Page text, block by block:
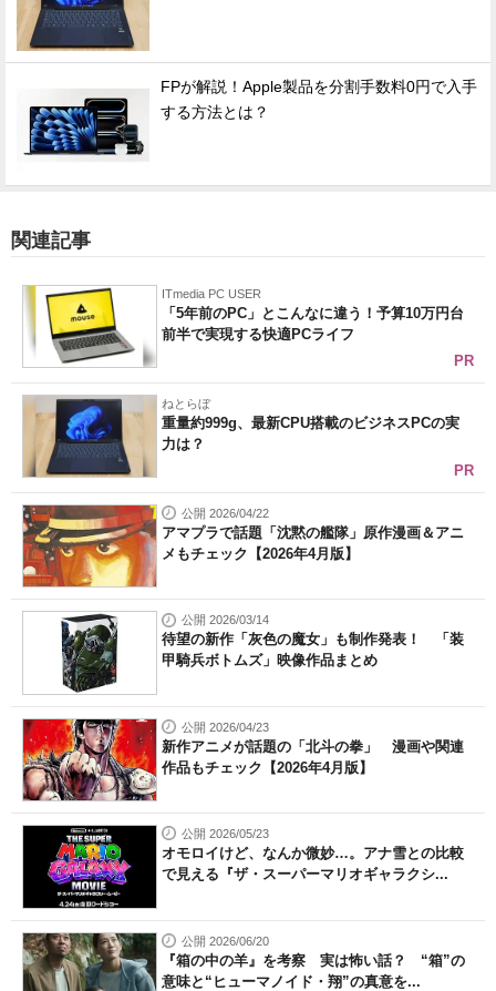
FPが解説！Apple製品を分割手数料0円で入手
する方法とは？
関連記事
ITmedia PC USER
「5年前のPC」とこんなに違う！予算10万円台
前半で実現する快適PCライフ
PR
ねとらぼ
重量約999g、最新CPU搭載のビジネスPCの実
力は？
PR
公開 2026/04/22
アマプラで話題「沈黙の艦隊」原作漫画＆アニ
メもチェック【2026年4月版】
公開 2026/03/14
待望の新作「灰色の魔女」も制作発表！ 「装
甲騎兵ボトムズ」映像作品まとめ
公開 2026/04/23
新作アニメが話題の「北斗の拳」 漫画や関連
作品もチェック【2026年4月版】
公開 2026/05/23
オモロイけど、なんか微妙…。アナ雪との比較
で見える『ザ・スーパーマリオギャラクシ...
公開 2026/06/20
『箱の中の羊』を考察 実は怖い話？ “箱”の
意味と“ヒューマノイド・翔”の真意を...